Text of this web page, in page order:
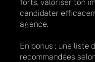
forts, valoriser ton
candidater
agence.
En bonus : une liste
recommandées